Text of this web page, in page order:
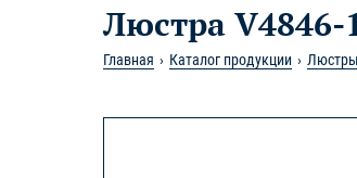
Люстра V4846-
Главная Каталог продукции Люстры